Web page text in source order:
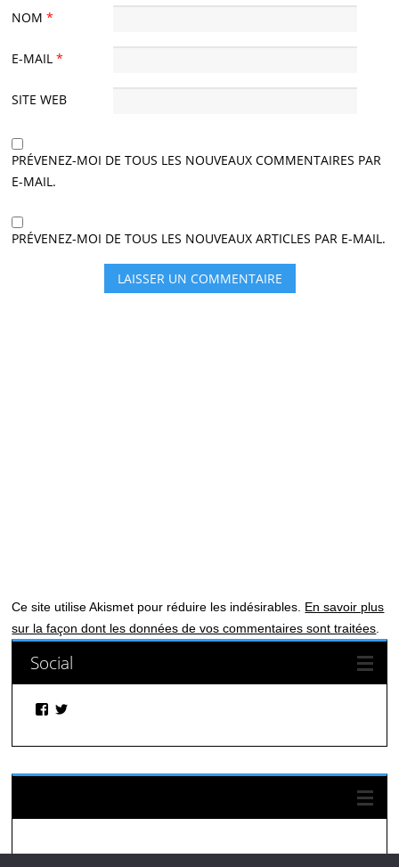
NOM*
E-MAIL*
SITE WEB
PRÉVENEZ-MOI DE TOUS LES NOUVEAUX COMMENTAIRES PAR
E-MAIL.
PRÉVENEZ-MOI DE TOUS LES NOUVEAUX ARTICLES PAR E-MAIL.
Ce site utilise Akismet pour réduire les indésirables. En savoir plus
sur la façon dont les données de vos commentaires sont traitées.
Social
Facebook